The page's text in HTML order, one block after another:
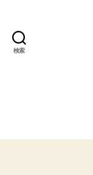
検索